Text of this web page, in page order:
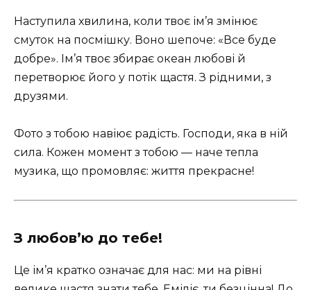
Наступила хвилина, коли твоє ім’я змінює
смуток на посмішку. Воно шепоче: «Все буде
добре». Ім’я твоє збирає океан любові й
перетворює його у потік щастя. З рідними, з
друзями.
Фото з тобою навіює радість. Господи, яка в ній
сила. Кожен момент з тобою — наче тепла
музика, що промовляє: життя прекрасне!
З любов’ю до тебе!
Це ім’я кратко означає для нас: ми на рівні